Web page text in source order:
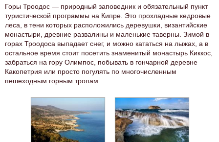
Горы Троодос — природный заповедник и обязательный пункт
туристической программы на Кипре. Это прохладные кедровые
леса, в тени которых расположились деревушки, византийские
монастыри, древние развалины и маленькие таверны. Зимой в
горах Троодоса выпадает снег, и можно кататься на лыжах, а в
остальное время стоит посетить знаменитый монастырь Киккос,
забраться на гору Олимпос, побывать в гончарной деревне
Какопетрия или просто погулять по многочисленным
пешеходным горным тропам.